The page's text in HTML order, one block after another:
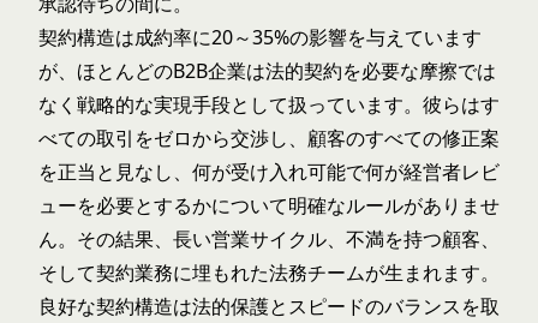
契約構造は成約率に20～35%の影響を与えています
が、ほとんどのB2B企業は法的契約を必要な摩擦では
なく戦略的な実現手段として扱っています。彼らはす
べての取引をゼロから交渉し、顧客のすべての修正案
を正当と見なし、何が受け入れ可能で何が経営者レビ
ューを必要とするかについて明確なルールがありませ
ん。その結果、長い営業サイクル、不満を持つ顧客、
そして契約業務に埋もれた法務チームが生まれます。
良好な契約構造は法的保護とスピードのバランスを取